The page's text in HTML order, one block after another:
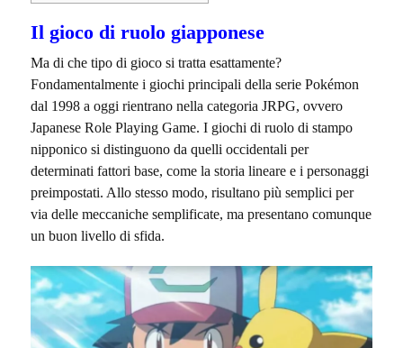
Il gioco di ruolo giapponese
Ma di che tipo di gioco si tratta esattamente?
Fondamentalmente i giochi principali della serie Pokémon
dal 1998 a oggi rientrano nella categoria JRPG, ovvero
Japanese Role Playing Game. I giochi di ruolo di stampo
nipponico si distinguono da quelli occidentali per
determinati fattori base, come la storia lineare e i personaggi
preimpostati. Allo stesso modo, risultano più semplici per
via delle meccaniche semplificate, ma presentano comunque
un buon livello di sfida.